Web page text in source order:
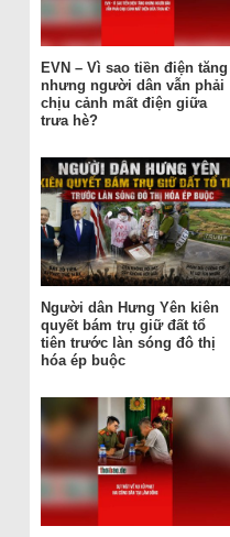
EVN – Vì sao tiền điện tăng
nhưng người dân vẫn phải
chịu cảnh mất điện giữa
trưa hè?
Người dân Hưng Yên kiên
quyết bám trụ giữ đất tổ
tiên trước làn sóng đô thị
hóa ép buộc